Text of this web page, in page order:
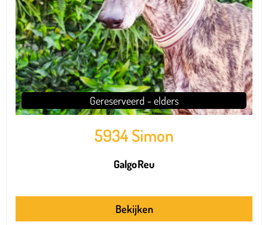
Gereserveerd - elders
5934 Simon
GalgoReu
Bekijken